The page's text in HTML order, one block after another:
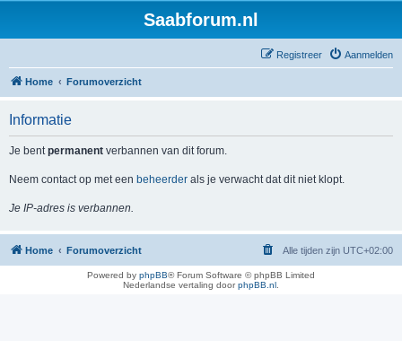
Saabforum.nl
Aanmelden
Registreer
Home Forumoverzicht
Informatie
Je bentpermanent verbannen van dit forum.
Neem contact op met een beheerder als je verwacht dat dit niet klopt.
Je IP-adres is verbannen.
Home Forumoverzicht Alle tijden zijn UTC+02:00
Powered by phpBB® Forum Software © phpBB Limited
Nederlandse vertaling doorphpBB.nl